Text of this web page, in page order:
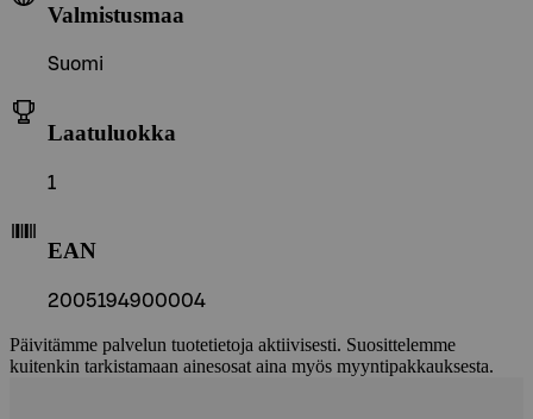
Valmistusmaa
Suomi
Laatuluokka
1
EAN
2005194900004
Päivitämme palvelun tuotetietoja aktiivisesti. Suosittelemme
kuitenkin tarkistamaan ainesosat aina myös myyntipakkauksesta.